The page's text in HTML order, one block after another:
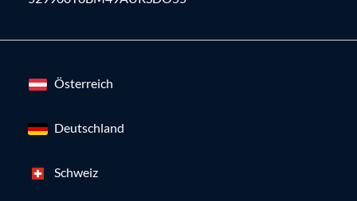
Österreich
Deutschland
Schweiz